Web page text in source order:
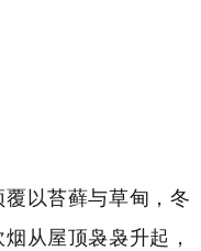
以苔藓与草甸，冬
从屋顶袅袅升起，